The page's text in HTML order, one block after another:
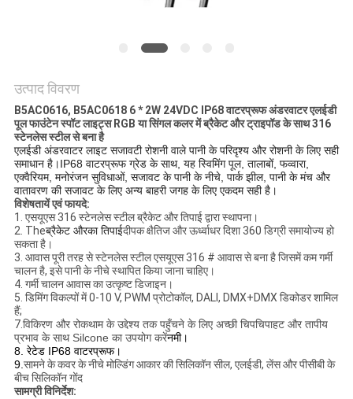
उत्पाद विवरण
B5AC0616, B5AC0618 6 * 2W 24VDC IP68 वाटरप्रूफ अंडरवाटर एलईडी
पूल फाउंटेन स्पॉट लाइट्स RGB या सिंगल कलर में ब्रैकेट और ट्राइपॉड के साथ 316
स्टेनलेस स्टील से बना है
एलईडी अंडरवाटर लाइट सजावटी रोशनी वाले पानी के परिदृश्य और रोशनी के लिए सही
समाधान है।IP68 वाटरप्रूफ ग्रेड के साथ, यह स्विमिंग पूल, तालाबों, फव्वारा,
एक्वैरियम, मनोरंजन सुविधाओं, सजावट के पानी के नीचे, पार्क झील, पानी के मंच और
वातावरण की सजावट के लिए अन्य बाहरी जगह के लिए एकदम सही है।
विशेषतायें एवं फायदे:
1. एसयूएस 316 स्टेनलेस स्टील ब्रैकेट और तिपाई द्वारा स्थापना।
2. Theब्रैकेट औरका तिपाईदीपक क्षैतिज और ऊर्ध्वाधर दिशा 360 डिग्री समायोज्य हो
सकता है।
3. आवास पूरी तरह से स्टेनलेस स्टील एसयूएस 316 # आवास से बना है जिसमें कम गर्मी
चालन है, इसे पानी के नीचे स्थापित किया जाना चाहिए।
4. गर्मी चालन आवास का उत्कृष्ट डिजाइन।
5. डिमिंग विकल्पों में 0-10 V, PWM प्रोटोकॉल, DALI, DMX+DMX डिकोडर शामिल
हैं;
7.विकिरण और रोकथाम के उद्देश्य तक पहुँचने के लिए अच्छी चिपचिपाहट और तापीय
प्रभाव के साथ Silcone का उपयोग करेंनमी।
8. रेटेड IP68 वाटरप्रूफ।
9.सामने के कवर के नीचे मोल्डिंग आकार की सिलिकॉन सील, एलईडी, लेंस और पीसीबी के
बीच सिलिकॉन गोंद
सामग्री विनिर्देश: